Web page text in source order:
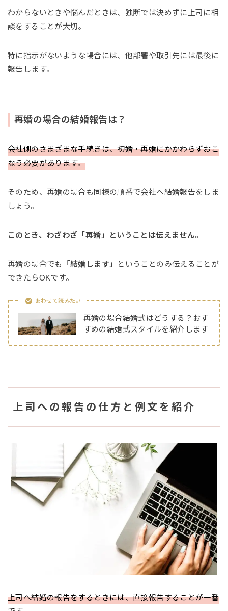
わからないときや悩んだときは、独断では決めずに上司に相
談をすることが大切。
特に指示がないような場合には、他部署や取引先には最後に
報告します。
再婚の場合の結婚報告は？
会社側のさまざまな手続きは、初婚・再婚にかかわらずおこ
なう必要があります。
そのため、再婚の場合も同様の順番で会社へ結婚報告をしま
しょう。
このとき、わざわざ「再婚」ということは伝えません。
再婚の場合でも 「結婚します」
ということのみ伝えることが
できたらOKです。
あわせて読みたい
再婚の場合結婚式はどうする？おす
すめの結婚式スタイルを紹介します
上司への報告の仕方と例文を紹介
上司へ結婚の報告をするときには、直接報告することが一番